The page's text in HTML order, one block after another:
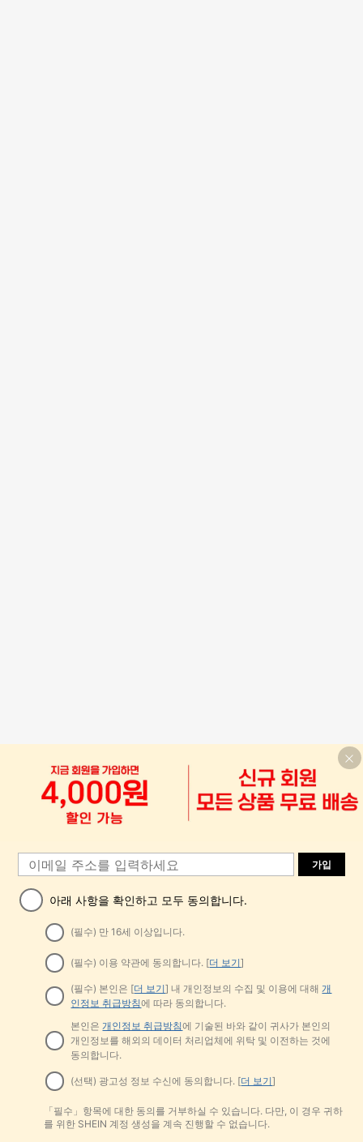
가입
아래 사항을 확인하고 모두 동의합니다.
(필수) 만 16세 이상입니다.
(필수) 이용 약관에 동의합니다. [더 보기]
(필수) 본인은 [더 보기] 내 개인정보의 수집 및 이용에 대해개
인정보 취급방침에 따라 동의합니다.
본인은 개인정보 취급방침에 기술된 바와 같이 귀사가 본인의
개인정보를 해외의 데이터 처리업체에 위탁 및 이전하는 것에
동의합니다.
(선택) 광고성 정보 수신에 동의합니다. [더 보기]
「필수」항목에 대한 동의를 거부하실 수 있습니다. 다만, 이 경우 귀하
를 위한 SHEIN 계정 생성을 계속 진행할 수 없습니다.